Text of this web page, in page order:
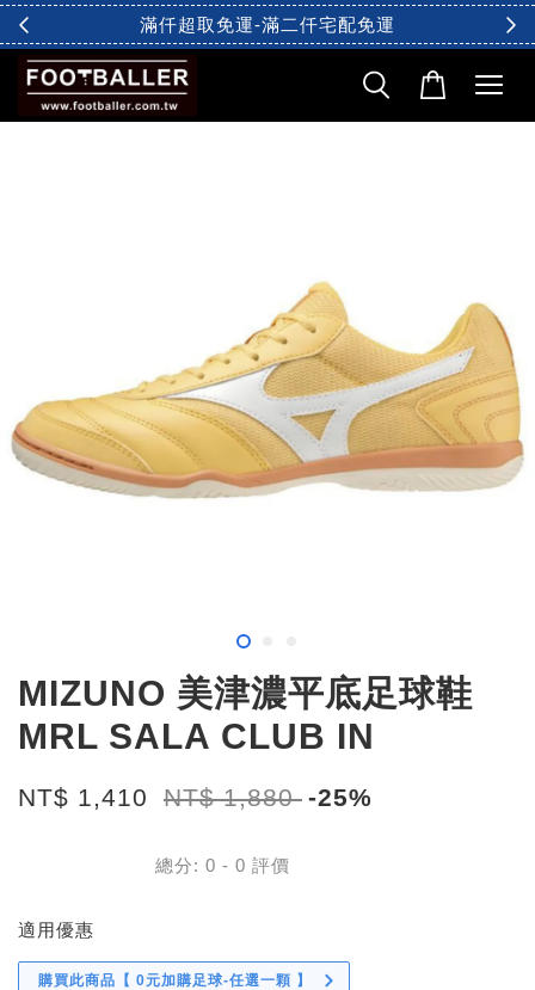
滿仟超取免運-滿二仟宅配免運
MIZUNO 美津濃平底足球鞋
MRL SALA CLUB IN
NT$ 1,410 NT$ 1,880 -25%
總分: 0 - 0 評價
適用優惠
購買此商品【 0元加購足球-任選一顆 】